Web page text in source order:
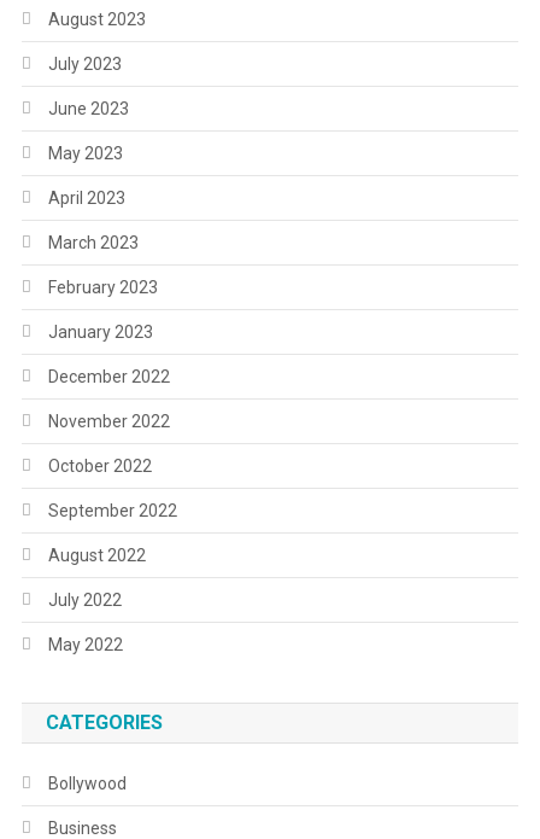
August 2023
July 2023
June 2023
May 2023
April 2023
March 2023
February 2023
January 2023
December 2022
November 2022
October 2022
September 2022
August 2022
July 2022
May 2022
CATEGORIES
Bollywood
Business